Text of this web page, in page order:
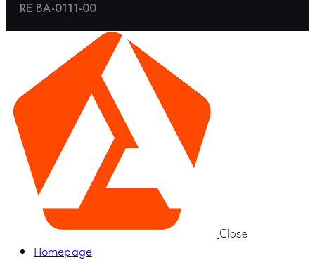
RE BA-0111-00
Close
Homepage